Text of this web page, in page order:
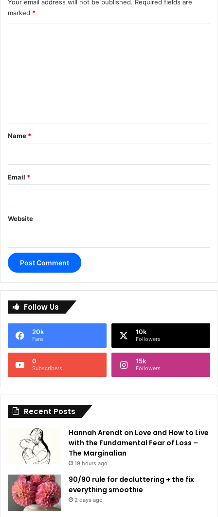
Your email address will not be published. Required fields are
marked *
*
Name *
Email *
Website
e
n
i
Follow Us
20k
Fans
10k
Followers
0
Subscribers
15k
Followers
Recent Posts
Hannah Arendt on Love and How to Live
with the Fundamental Fear of Loss –
The Marginalian
19 hours ago
90/90 rule for decluttering + the fix
everything smoothie
2 days ago